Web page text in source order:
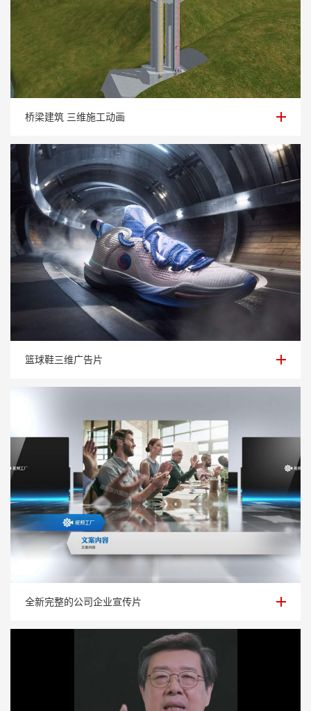
桥梁建筑 三维施工动画
桥梁建筑 三维施工动画
篮球鞋三维广告片
篮球鞋三维广告片
全新完整的公司企业宣传片
全新完整的公司企业宣传片